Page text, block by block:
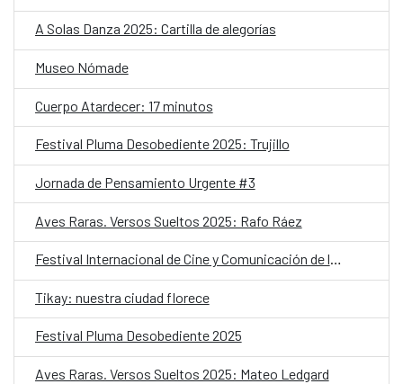
A Solas Danza 2025: Cartilla de alegorías
Museo Nómade
Cuerpo Atardecer: 17 minutos
Festival Pluma Desobediente 2025: Trujillo
Jornada de Pensamiento Urgente #3
Aves Raras. Versos Sueltos 2025: Rafo Ráez
Festival Internacional de Cine y Comunicación de los Pueblos Indígenas 2025
Tikay: nuestra ciudad florece
Festival Pluma Desobediente 2025
Aves Raras. Versos Sueltos 2025: Mateo Ledgard